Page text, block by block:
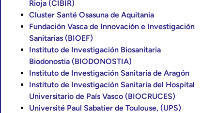
Rioja (CIBIR)
Cluster Santé Osasuna de Aquitania
Fundación Vasca de Innovación e Investigación
Sanitarias (BIOEF)
Instituto de Investigación Biosanitaria
Biodonostia (BIODONOSTIA)
Instituto de Investigación Sanitaria de Aragón
Instituto de Investigación Sanitaria del Hospital
Universitario de País Vasco (BIOCRUCES)
Université Paul Sabatier de Toulouse, (UPS)